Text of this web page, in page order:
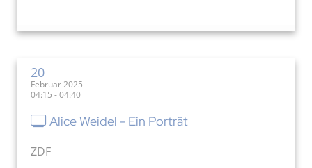
20
Februar 2025
04:15 - 04:40
Alice Weidel - Ein Porträt
ZDF